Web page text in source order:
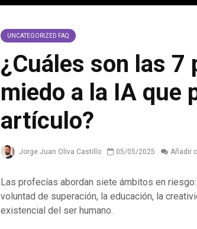
UNCATEGORIZED FAQ
¿Cuáles son las 7
miedo a la IA que
artículo?
Jorge Juan Oliva Castillo 05/05/2025 Añadir
Las profecías abordan siete ámbitos en
voluntad de superación, la educación, la
existencial del ser humano.